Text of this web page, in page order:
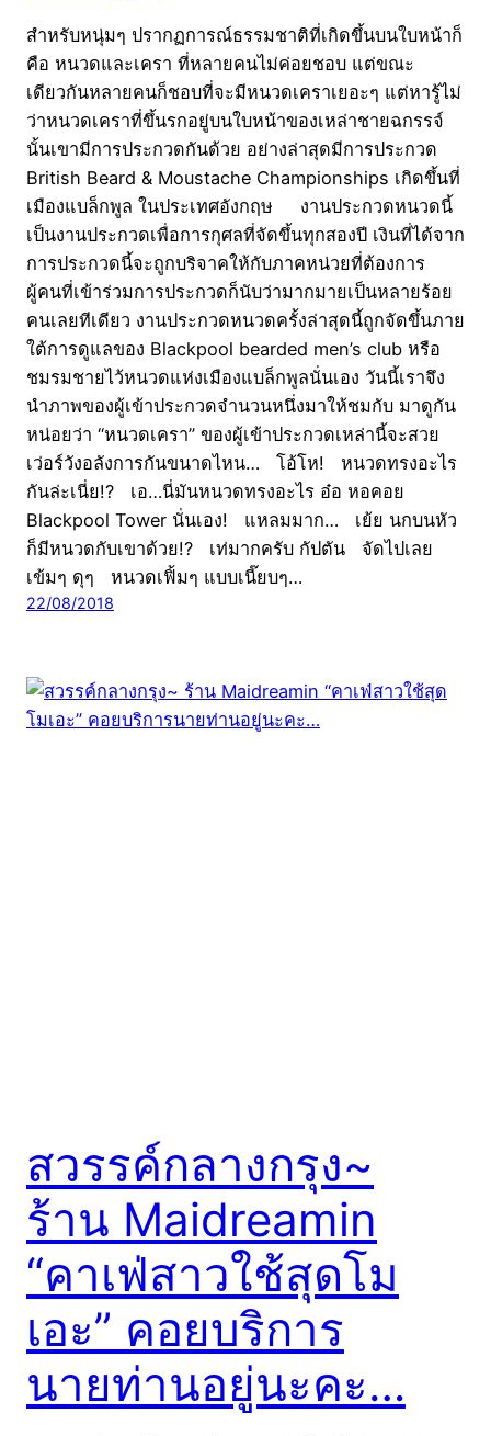
สำหรับหนุ่มๆ ปรากฏการณ์ธรรมชาติที่เกิดขึ้นบนใบหน้าก็
คือ หนวดและเครา ที่หลายคนไม่ค่อยชอบ แต่ขณะ
เดียวกันหลายคนก็ชอบที่จะมีหนวดเคราเยอะๆ แต่หารู้ไม่
ว่าหนวดเคราที่ขึ้นรกอยู่บนใบหน้าของเหล่าชายฉกรรจ์
นั้นเขามีการประกวดกันด้วย อย่างล่าสุดมีการประกวด
British Beard & Moustache Championships เกิดขึ้นที่
เมืองแบล็กพูล ในประเทศอังกฤษ งานประกวดหนวดนี้
เป็นงานประกวดเพื่อการกุศลที่จัดขึ้นทุกสองปี เงินที่ได้จาก
การประกวดนี้จะถูกบริจาคให้กับภาคหน่วยที่ต้องการ
ผู้คนที่เข้าร่วมการประกวดก็นับว่ามากมายเป็นหลายร้อย
คนเลยทีเดียว งานประกวดหนวดครั้งล่าสุดนี้ถูกจัดขึ้นภาย
ใต้การดูแลของ Blackpool bearded men’s club หรือ
ชมรมชายไว้หนวดแห่งเมืองแบล็กพูลนั่นเอง วันนี้เราจึง
นำภาพของผู้เข้าประกวดจำนวนหนึ่งมาให้ชมกับ มาดูกัน
หน่อยว่า “หนวดเครา” ของผู้เข้าประกวดเหล่านี้จะสวย
เว่อร์วังอลังการกันขนาดไหน… โอ้โห! หนวดทรงอะไร
กันล่ะเนี่ย!? เอ…นี่มันหนวดทรงอะไร อ๋อ หอคอย
Blackpool Tower นั่นเอง! แหลมมาก… เย้ย นกบนหัว
ก็มีหนวดกับเขาด้วย!? เท่มากครับ กัปตัน จัดไปเลย
เข้มๆ ดุๆ หนวดเฟิ้มๆ แบบเนี๊ยบๆ…
22/08/2018
สวรรค์กลางกรุง~
ร้าน Maidreamin
“คาเฟ่สาวใช้สุดโม
เอะ” คอยบริการ
นายท่านอยู่นะคะ…